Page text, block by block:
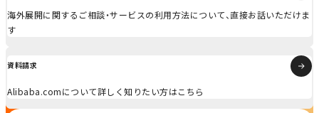
海外展開に関するご相談・サービスの利用方法について、直接お話いただけま
す
資料請求
Alibaba.comについて詳しく知りたい方はこちら